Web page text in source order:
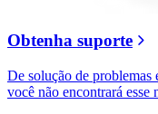
Obtenha suporte
De solução de problemas
você não encontrará